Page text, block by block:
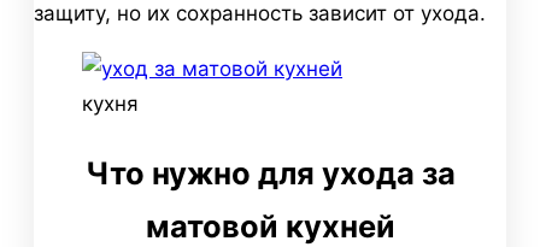
защиту, но их сохранность зависит от ухода.
кухня
Что нужно для ухода за
матовой кухней